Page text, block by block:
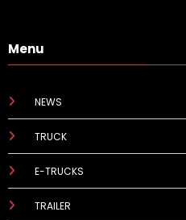
Menu
NEWS
TRUCK
E-TRUCKS
TRAILER